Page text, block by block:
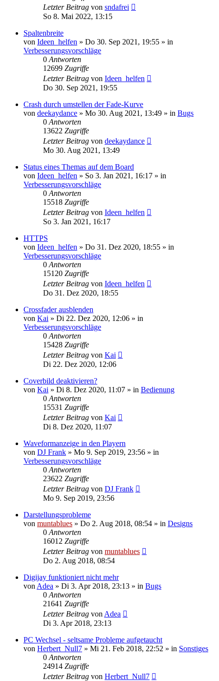
Letzter Beitrag von sndafrei
So 8. Mai 2022, 13:15
Spaltenbreite
von Ideen_helfen » Do 30. Sep 2021, 19:55 » in
Verbesserungsvorschläge
0 Antworten
12699 Zugriffe
Letzter Beitrag von Ideen_helfen
Do 30. Sep 2021, 19:55
Crash durch umstellen der Fade-Kurve
von deekaydance » Mo 30. Aug 2021, 13:49 » in Bugs
0 Antworten
13622 Zugriffe
Letzter Beitrag von deekaydance
Mo 30. Aug 2021, 13:49
Status eines Themas auf dem Board
von Ideen_helfen » So 3. Jan 2021, 16:17 » in
Verbesserungsvorschläge
0 Antworten
15518 Zugriffe
Letzter Beitrag von Ideen_helfen
So 3. Jan 2021, 16:17
HTTPS
von Ideen_helfen » Do 31. Dez 2020, 18:55 » in
Verbesserungsvorschläge
0 Antworten
15120 Zugriffe
Letzter Beitrag von Ideen_helfen
Do 31. Dez 2020, 18:55
Crossfader ausblenden
von Kai » Di 22. Dez 2020, 12:06 » in
Verbesserungsvorschläge
0 Antworten
15428 Zugriffe
Letzter Beitrag von Kai
Di 22. Dez 2020, 12:06
Coverbild deaktivieren?
von Kai » Di 8. Dez 2020, 11:07 » in Bedienung
0 Antworten
15531 Zugriffe
Letzter Beitrag von Kai
Di 8. Dez 2020, 11:07
Waveformanzeige in den Playern
von DJ Frank » Mo 9. Sep 2019, 23:56 » in
Verbesserungsvorschläge
0 Antworten
23622 Zugriffe
Letzter Beitrag von DJ Frank
Mo 9. Sep 2019, 23:56
Darstellungsprobleme
von muntablues » Do 2. Aug 2018, 08:54 » in Designs
0 Antworten
16012 Zugriffe
Letzter Beitrag von muntablues
Do 2. Aug 2018, 08:54
Digijay funktioniert nicht mehr
von Adea » Di 3. Apr 2018, 23:13 » in Bugs
0 Antworten
21641 Zugriffe
Letzter Beitrag von Adea
Di 3. Apr 2018, 23:13
PC Wechsel - seltsame Probleme aufgetaucht
von Herbert_Null7 » Mi 21. Feb 2018, 22:52 » in Sonstiges
0 Antworten
24914 Zugriffe
Letzter Beitrag von Herbert_Null7